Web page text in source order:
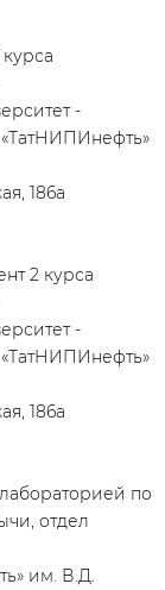
-
186а
2 курса
-
186а
по
отдел
им. В.Д.